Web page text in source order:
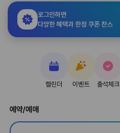
로그인하면
다양한 혜택과 한정 쿠폰 찬스
캘린더 이벤트 출석체크
예약/예매